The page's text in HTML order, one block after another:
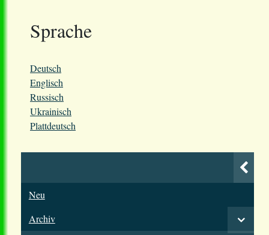
Sprache
Deutsch
Englisch
Russisch
Ukrainisch
Plattdeutsch
Neu
Archiv